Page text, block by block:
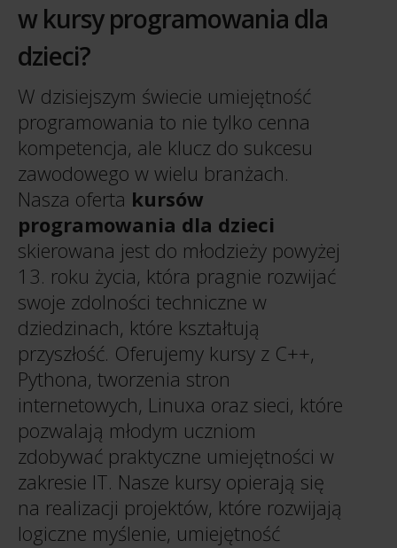
w kursy programowania dla
dzieci?
W dzisiejszym świecie umiejętność
programowania to nie tylko cenna
kompetencja, ale klucz do sukcesu
zawodowego w wielu branżach.
Nasza oferta kursów
programowania dla dzieci
skierowana jest do młodzieży powyżej
13. roku życia, która pragnie rozwijać
swoje zdolności techniczne w
dziedzinach, które kształtują
przyszłość. Oferujemy kursy z C++,
Pythona, tworzenia stron
internetowych, Linuxa oraz sieci, które
pozwalają młodym uczniom
zdobywać praktyczne umiejętności w
zakresie IT. Nasze kursy opierają się
na realizacji projektów, które rozwijają
logiczne myślenie, umiejętność